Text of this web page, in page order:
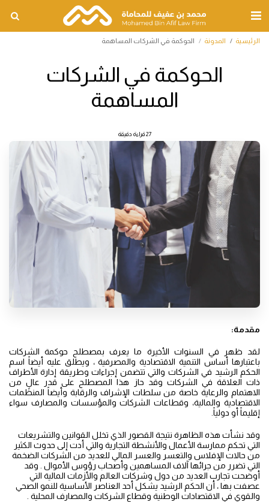
الرئيسية المدونة الحوكمة في الشركات المساهمة
الحوكمة في الشركات
المساهمة
27 قراءة دقيقة
مقدمة:
لقد ظهر في السنوات الأخيرة ما يعرف بمصطلح حوكمة الشركات
باعتبارها أساس التنمية الاقتصادية والمصرفية ، ويطلق عليه أيضاً اسم
الحكم الرشيد في الشركات والتي تتضمن إجراءات وطريقة إدارة الأطراف
ذات العلاقة في الشركات وقد حاز هذا المصطلح على قدر عالٍ من
الاهتمام والرعاية خاصة من سلطات الإشراف والرقابة وأيضاً المنظمات
الاقتصادية والمالية، وقطاعات الشركات والمؤسسات والمصارف سواء
إقليماً أو دولياً.
وقد نشأت هذه الظاهرة نتيجة القصور الذي تخلل القوانين والتشريعات
التي تحكم ممارسة الأعمال والأنشطة التجارية والتي أدت إلى حدوث الكثير
من حالات الإفلاس والتعسر والعسر المالي للعديد من الشركات الضخمة
التي تضرر من جرائها آلاف المساهمين وأصحاب رؤوس الأموال . وقد
أوضحت تجارب العديد من دول وشركات العالم والأزمات المالية التي
عصفت بها ، أن الحكم الرشيد يشكل أحد العناصر الأساسية للنمو الصحي
والقوي في الاقتصادات الوطنية وقطاع الشركات والمصارف المحلية .